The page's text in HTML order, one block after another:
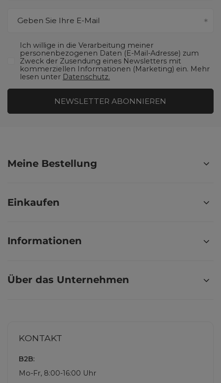
Geben Sie Ihre E-Mail
Ich willige in die Verarbeitung meiner
personenbezogenen Daten (E-Mail-Adresse) zum
Zweck der Zusendung eines Newsletters mit
kommerziellen Informationen (Marketing) ein. Mehr
lesen unter Datenschutz.
NEWSLETTER ABONNIEREN
Meine Bestellung
Einkaufen
Informationen
Über das Unternehmen
KONTAKT
B2B:
Mo-Fr, 8:00-16:00 Uhr